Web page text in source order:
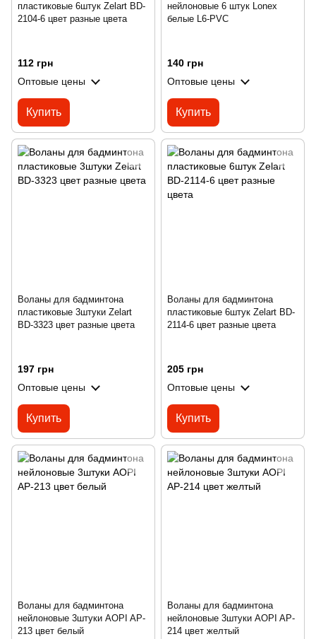
пластиковые 6штук Zelart BD-
2104-6 цвет разные цвета
112 грн
Оптовые цены
Купить
нейлоновые 6 штук Lonex
белые L6-PVC
140 грн
Оптовые цены
Купить
Воланы для бадминтона
пластиковые 3штуки Zelart
BD-3323 цвет разные цвета
197 грн
Оптовые цены
Купить
Воланы для бадминтона
пластиковые 6штук Zelart BD-
2114-6 цвет разные цвета
205 грн
Оптовые цены
Купить
Воланы для бадминтона
нейлоновые 3штуки AOPI AP-
213 цвет белый
Воланы для бадминтона
нейлоновые 3штуки AOPI AP-
214 цвет желтый